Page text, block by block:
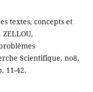
textes, concepts et
Scientifique, no8,
11-42.